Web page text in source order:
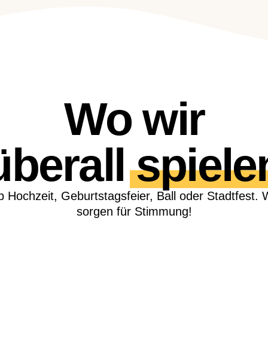
Wo wir
Hochzeit, Geburtstagsfeier, Ball oder Stadtfest.
sorgen für Stimmung!